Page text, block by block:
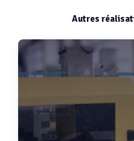
Autres